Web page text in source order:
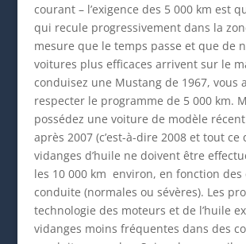
courant – l’exigence des 5 000 km est
qui recule progressivement dans la
mesure que le temps passe et que de
voitures plus efficaces arrivent sur le
conduisez une Mustang de 1967, vous
respecter le programme de 5 000 km.
possédez une voiture de modèle
après 2007 (c’est-à-dire 2008 et tout ce
vidanges d’huile ne doivent être
les 10 000 km environ, en fonction
conduite (normales ou sévères). Les
technologie des moteurs et de l’huile
vidanges moins fréquentes dans des